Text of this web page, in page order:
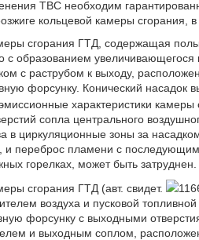
ТВС необходим
кольцевой камеры сгорания,
сгорания ГТД, содержащая
с образованием
с раструбом к выходу,
форсунку. Конический насадок
характеристики
сопла центрального
в циркуляционные зоны за
и переброс пламени с
горелках, может быть затруднен.
сгорания ГТД (авт. свидет.
воздуха и пусковой
форсунку с выходными
и выходным соплом,